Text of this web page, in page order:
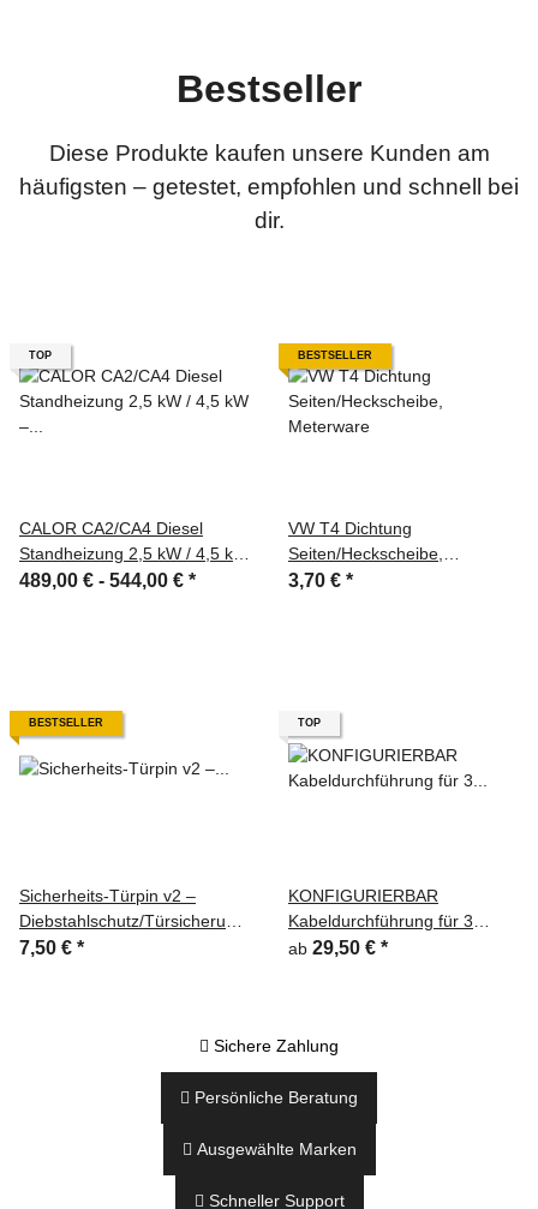
Bestseller
Diese Produkte kaufen unsere Kunden am
häufigsten – getestet, empfohlen und schnell bei
dir.
TOP
CALOR CA2/CA4 Diesel
Standheizung 2,5 kW / 4,5 kW
– 12V/24V, App-Steuerung,
489,00 € - 544,00 € *
BESTSELLER
VW T4 Dichtung
Seiten/Heckscheibe,
Meterware
3,70 € *
BESTSELLER
Sicherheits-Türpin v2 –
Diebstahlschutz/Türsicherung
VW T4
7,50 € *
TOP
KONFIGURIERBAR
Kabeldurchführung für 3
Tüllen - bis zu 12 Leitungen
ab 29,50 € *
 Sichere Zahlung
 Persönliche Beratung
 Ausgewählte Marken
 Schneller Support